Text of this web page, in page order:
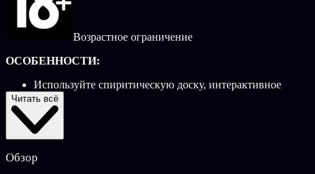
Возрастное ограничение
ОСОБЕННОСТИ:
Используйте спиритическую доску, интерактивное
устройство связи, чтобы вызывать и расспрашивать
мертвых!
Исследуйте темный лес, полный загадок и явлений.
Собирайте улики и доказывайте существование
Собирайте предметы, которые помогут вам достичь
Читать всё
Обзор